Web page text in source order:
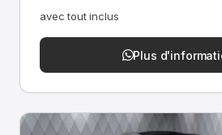
avec tout inclus
Plus